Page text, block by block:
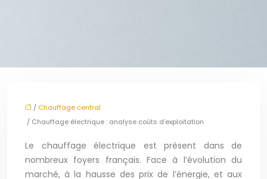
/ Chauffage central
/ Chauffage électrique : analyse coûts d’exploitation
Le chauffage électrique est présent dans de
nombreux foyers français. Face à l’évolution du
marché, à la hausse des prix de l’énergie, et aux